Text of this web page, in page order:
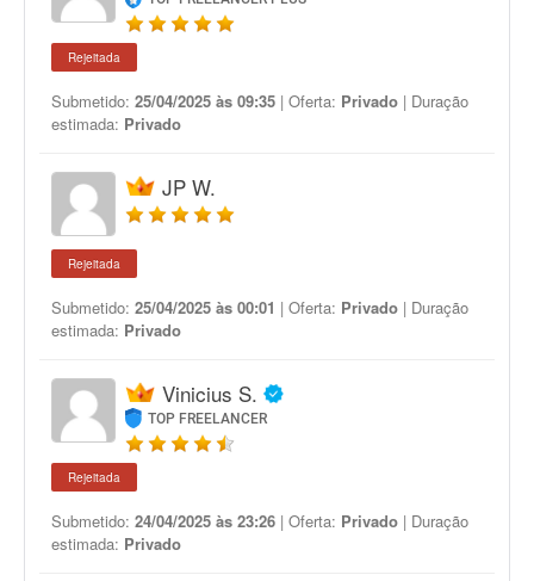
Rejeitada
Submetido: 25/04/2025 às 09:35 | Oferta: Privado | Duração
estimada: Privado
JP W.
Rejeitada
Submetido: 25/04/2025 às 00:01 | Oferta: Privado | Duração
estimada: Privado
Vinicius S.
TOP FREELANCER
Rejeitada
Submetido: 24/04/2025 às 23:26 | Oferta: Privado | Duração
estimada: Privado